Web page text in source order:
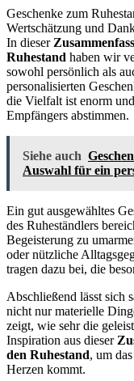
Geschenke zum
Wertschätzung und
In dieser
Ruhestand haben wir
sowohl persönlich als
personalisierten
die Vielfalt ist enorm
Empfängers abstimmen.
Siehe auch
Auswahl für ein
Ein gut ausgewähltes
des Ruheständlers
Begeisterung zu
oder nützliche
tragen dazu bei, die
Abschließend lässt sich
nicht nur materielle
zeigt, wie sehr die
Inspiration aus dieser
den Ruhestand, um
Herzen kommt.